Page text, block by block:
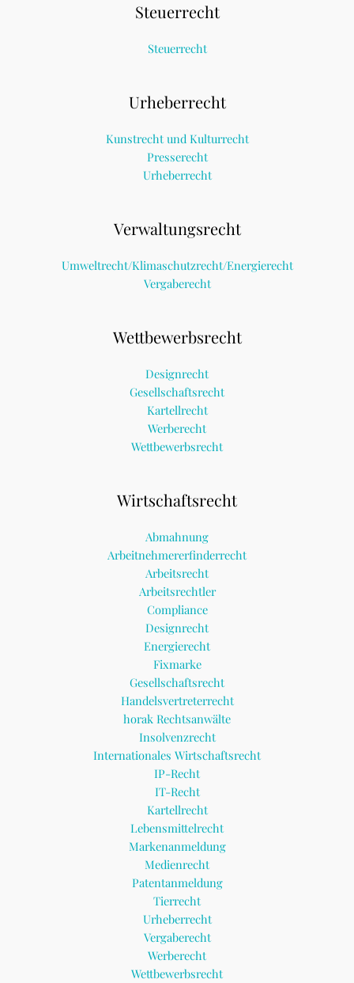
Steuerrecht
Steuerrecht
Urheberrecht
Kunstrecht und Kulturrecht
Presserecht
Urheberrecht
Verwaltungsrecht
Umweltrecht/Klimaschutzrecht/Energierecht
Vergaberecht
Wettbewerbsrecht
Designrecht
Gesellschaftsrecht
Kartellrecht
Werberecht
Wettbewerbsrecht
Wirtschaftsrecht
Abmahnung
Arbeitnehmererfinderrecht
Arbeitsrecht
Arbeitsrechtler
Compliance
Designrecht
Energierecht
Fixmarke
Gesellschaftsrecht
Handelsvertreterrecht
horak Rechtsanwälte
Insolvenzrecht
Internationales Wirtschaftsrecht
IP-Recht
IT-Recht
Kartellrecht
Lebensmittelrecht
Markenanmeldung
Medienrecht
Patentanmeldung
Tierrecht
Urheberrecht
Vergaberecht
Werberecht
Wettbewerbsrecht